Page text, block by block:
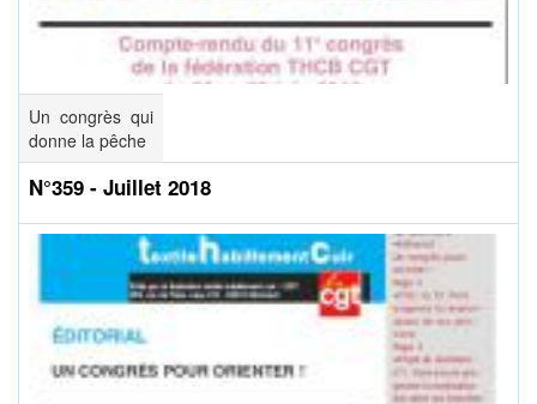
Un congrès qui
donne la pêche
N°359 - Juillet 2018